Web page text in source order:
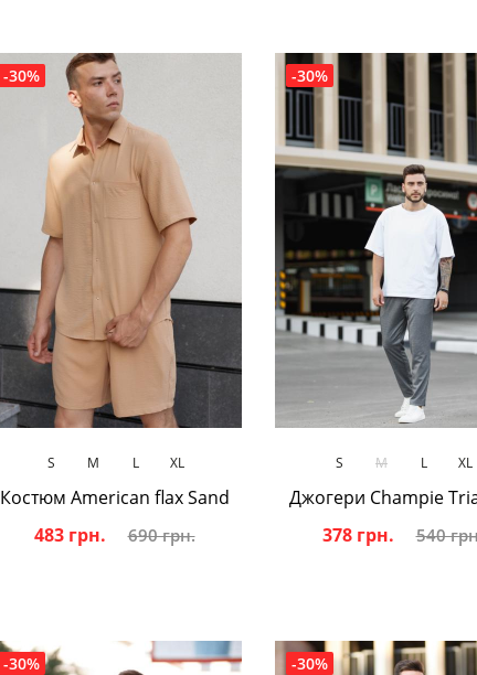
-30%
S M L XL
Костюм American flax Sand
483 грн.
690 грн.
-30%
S M L XL
Джогери Champie
378 грн.
540
-30% -30%